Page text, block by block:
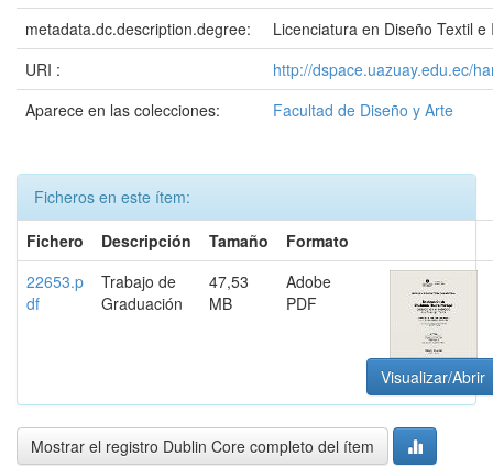
metadata.dc.description.degree:
Licenciatura en Diseño Textil
URI :
http://dspace.uazuay.edu.ec/
Aparece en las colecciones:
Facultad de Diseño y Arte
Ficheros en este ítem:
Fichero
Descripción Tamaño
Formato
22653.p
df
Trabajo de
Graduación
47,53
MB
Adobe
PDF
Visualizar/Abrir
Mostrar el registro Dublin Core completo del ítem